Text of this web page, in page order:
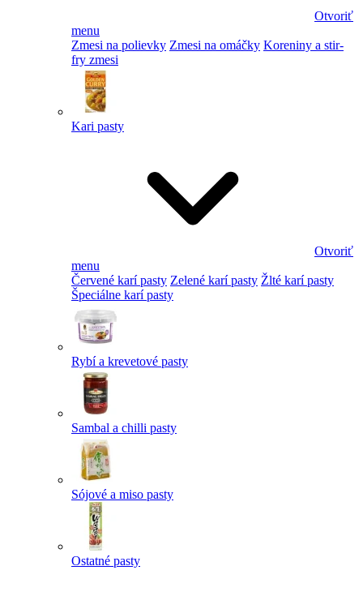
Otvoriť
menu
Zmesi na polievky Zmesi na omáčky Koreniny a stir-
fry zmesi
Kari pasty
Otvoriť
menu
Červené karí pasty Zelené karí pasty Žlté karí pasty
Špeciálne karí pasty
Rybí a krevetové pasty
Sambal a chilli pasty
Sójové a miso pasty
Ostatné pasty